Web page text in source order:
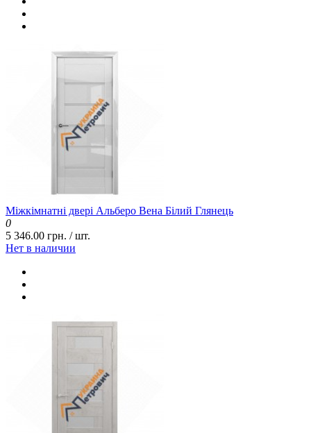
Міжкімнатні двері Альберо Вена Білий Глянець
0
5 346.00 грн. / шт.
Нет в наличии